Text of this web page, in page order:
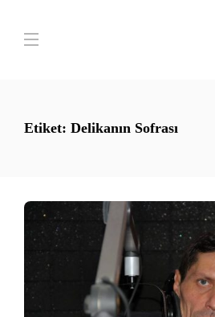
Etiket: Delikanın Sofrası